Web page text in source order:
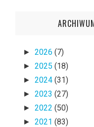
► 2026 (7)
► 2025 (18)
► 2024 (31)
► 2023 (27)
► 2022 (50)
► 2021 (83)